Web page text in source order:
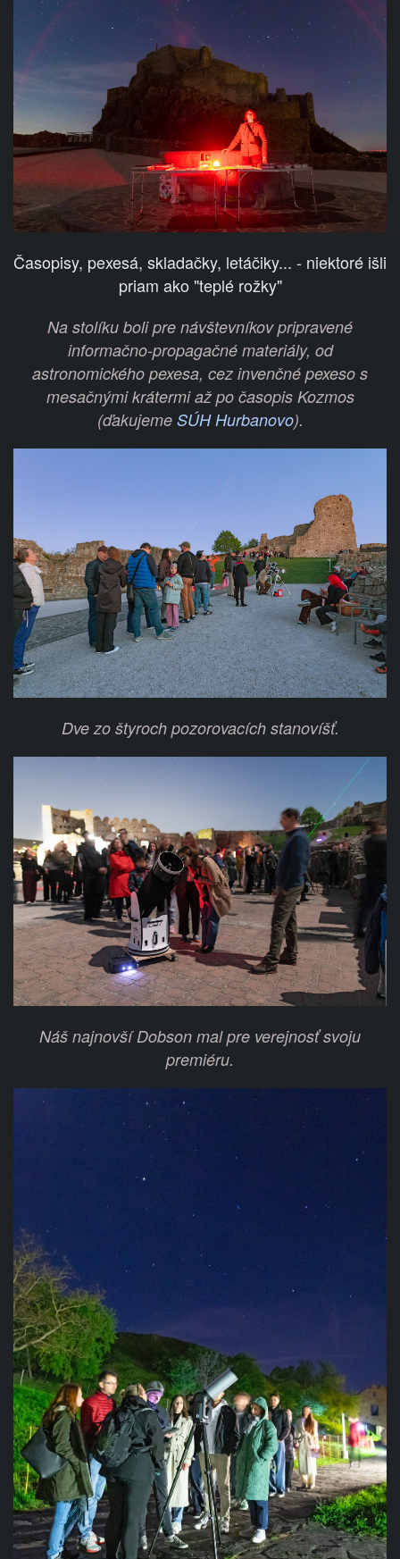
Časopisy, pexesá, skladačky, letáčiky... - niektoré išli
priam ako "teplé rožky"
Na stolíku boli pre návštevníkov pripravené
informačno-propagačné materiály, od
astronomického pexesa, cez invenčné pexeso s
mesačnými krátermi až po časopis Kozmos
(ďakujeme SÚH Hurbanovo).
Dve zo štyroch pozorovacích stanovíšť.
Náš najnovší Dobson mal pre verejnosť svoju
premiéru.